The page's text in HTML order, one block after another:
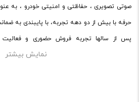
با توجه به ساختار بخش نظرات، از
صوتی تصویری ، حفاظتی و امنیتی خودرو ، به
حرفه با بیش از دو دهه تجربه، با پایبندی به
پس از سالها تجربه فروش حضوری و فعالیت
فروشگاه‌های معتبر دنیا اقدام به فروش
اصلی خریداری کنید.ملودی کار با پایبندی به
نمایش بیشتر